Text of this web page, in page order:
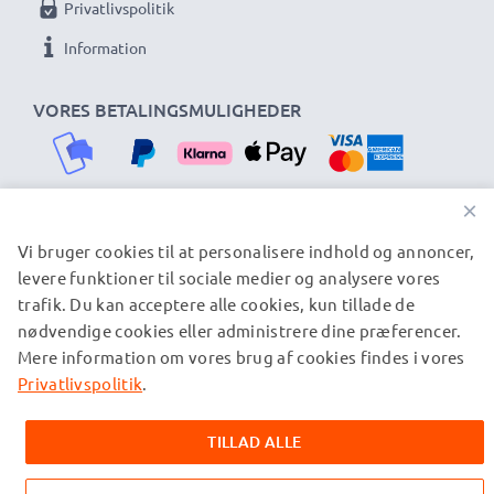
★ 3 års garanti ★
subtel i bilopladere og opladerkabler står for høj
VORES BETALINGSMULIGHEDER
Privatlivspolitik
Information
VORES FORSENDELSESPARTNERE
© subtel.dk 2026
Alle priser er inklusive moms og eksklusive
forsendelsesomkostninger. Bemærk venligst, at alle viste
ejere og er nævnt på vores websider udelukkende for at give
oplysninger om vores produkter.
×
Vi bruger cookies til at personalisere indhold og annoncer,
levere funktioner til sociale medier og analysere vores
trafik. Du kan acceptere alle cookies, kun tillade de
nødvendige cookies eller administrere dine præferencer.
Mere information om vores brug af cookies findes i vores
Privatlivspolitik.
TILLAD ALLE